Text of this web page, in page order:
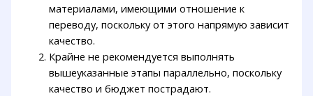
материалами, имеющими отношение к
переводу, поскольку от этого напрямую зависит
качество.
Крайне не рекомендуется выполнять
вышеуказанные этапы параллельно, поскольку
качество и бюджет пострадают.